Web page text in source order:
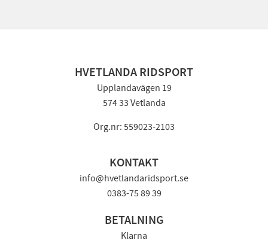
HVETLANDA RIDSPORT
Upplandavägen 19
574 33 Vetlanda
Org.nr: 559023-2103
KONTAKT
info@hvetlandaridsport.se
0383-75 89 39
BETALNING
Klarna